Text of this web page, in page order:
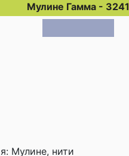
Мулине Гамма - 3241
Мулине, нити